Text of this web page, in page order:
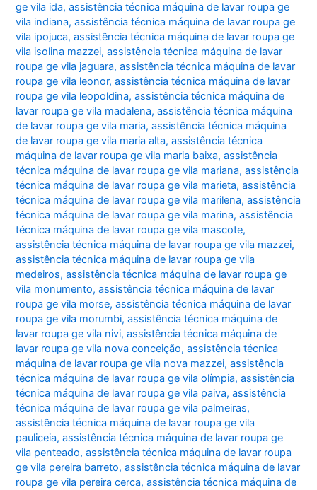
ge vila ida,assistência técnica máquina de lavar roupa ge
vila indiana,assistência técnica máquina de lavar roupa ge
vila ipojuca,assistência técnica máquina de lavar roupa ge
vila isolina mazzei,assistência técnica máquina de lavar
roupa ge vila jaguara,assistência técnica máquina de lavar
roupa ge vila leonor,assistência técnica máquina de lavar
roupa ge vila leopoldina,assistência técnica máquina de
lavar roupa ge vila madalena,assistência técnica máquina
de lavar roupa ge vila maria,assistência técnica máquina
de lavar roupa ge vila maria alta,assistência técnica
máquina de lavar roupa ge vila maria baixa,assistência
técnica máquina de lavar roupa ge vila mariana,assistência
técnica máquina de lavar roupa ge vila marieta,assistência
técnica máquina de lavar roupa ge vila marilena,assistência
técnica máquina de lavar roupa ge vila marina,assistência
técnica máquina de lavar roupa ge vila mascote,
assistência técnica máquina de lavar roupa ge vila mazzei,
assistência técnica máquina de lavar roupa ge vila
medeiros,assistência técnica máquina de lavar roupa ge
vila monumento,assistência técnica máquina de lavar
roupa ge vila morse,assistência técnica máquina de lavar
roupa ge vila morumbi,assistência técnica máquina de
lavar roupa ge vila nivi,assistência técnica máquina de
lavar roupa ge vila nova conceição,assistência técnica
máquina de lavar roupa ge vila nova mazzei,assistência
técnica máquina de lavar roupa ge vila olímpia,assistência
técnica máquina de lavar roupa ge vila paiva,assistência
técnica máquina de lavar roupa ge vila palmeiras,
assistência técnica máquina de lavar roupa ge vila
pauliceia,assistência técnica máquina de lavar roupa ge
vila penteado,assistência técnica máquina de lavar roupa
ge vila pereira barreto,assistência técnica máquina de lavar
roupa ge vila pereira cerca,assistência técnica máquina de